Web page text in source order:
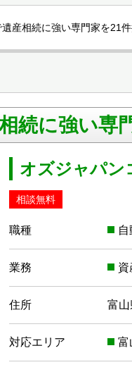
産相続に強い専門家を21
続に強い専
オズジャパン
相談無料
職種
業務 資
住所 富
対応エリア 富